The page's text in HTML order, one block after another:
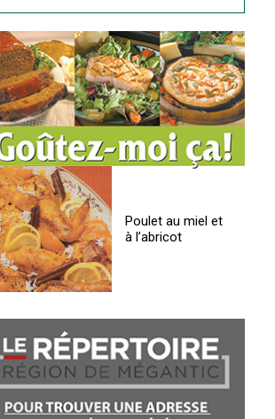
Poulet au miel et
à l’abricot